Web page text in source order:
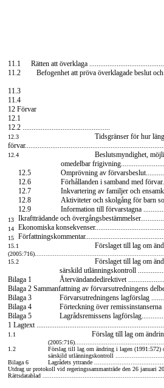
11.1 Rätten att överklaga
11.2
Befogenhet att pröva överklagade beslut
11.3
11.4
12 Förvar
12.1
12.2 ................................................
12.3
Tidsgränser för hur
12.4
Beslutsmyndighet,
omedelbar
12.5 Omprövning av
12.6 Förhållanden i samband med
12.7 Inkvartering av familjer och
12.8 Aktiviteter och skolgång för barn
12.9 Information till förvarstagna
13
Ikraftträdande och
14
Ekonomiska
15
15.1
Förslaget till lag om
(2005:716)........................................................................
15.2
Förslaget till lag om
särskild utlänningskontroll
Bilaga 1 Återvändandedirektivet
Bilaga 2 Sammanfattning av förvarsutredningens
Bilaga 3 Förvarsutredningens lagförslag
Bilaga 4 Förteckning över
Bilaga 5 Lagrådsremissens
1 Lagtext
1.1
Förslag till lag om
1.2
Förslag till lag om ändring i lagen (1991:572)
särskild utlänningskontroll
Bilaga 6
Lagrådets yttrande
Utdrag ur protokoll vid regeringssammanträde den 26 januari
Rättsdatablad